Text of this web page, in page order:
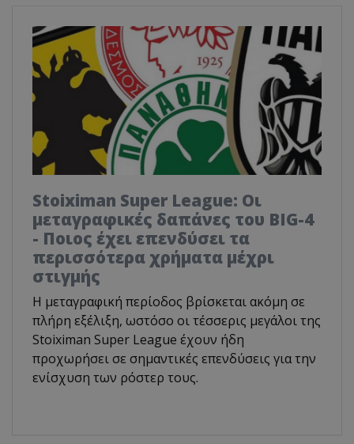
Stoiximan Super League: Οι
μεταγραφικές δαπάνες του BIG-4
- Ποιος έχει επενδύσει τα
περισσότερα χρήματα μέχρι
στιγμής
Η μεταγραφική περίοδος βρίσκεται ακόμη σε
πλήρη εξέλιξη, ωστόσο οι τέσσερις μεγάλοι της
Stoiximan Super League έχουν ήδη
προχωρήσει σε σημαντικές επενδύσεις για την
ενίσχυση των ρόστερ τους.